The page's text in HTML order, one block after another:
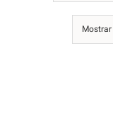
Mostrar